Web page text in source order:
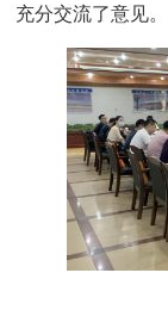
充分交流了意见。